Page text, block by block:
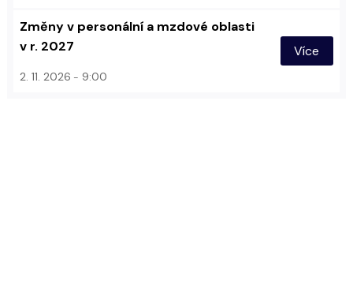
Změny v personální a mzdové oblasti
v r. 2027
2. 11. 2026 9:00
Více